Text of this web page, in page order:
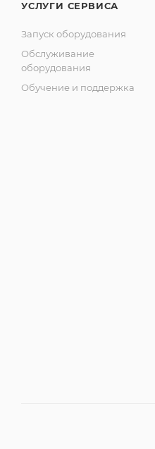
УСЛУГИ СЕРВИСА
Запуск оборудования
Обслуживание
оборудования
Обучение и поддержка